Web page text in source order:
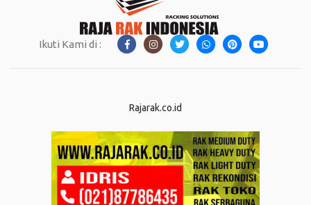
Ikuti Kami di :
Rajarak.co.id